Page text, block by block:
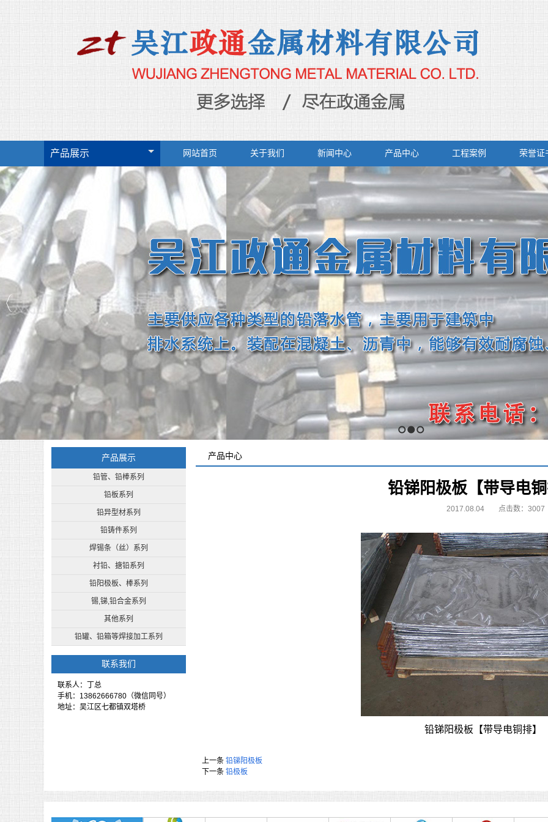
产品展示 网站首页 关于我们 新闻中心 产品中心 工程案例 荣誉证
1 2 3
产品展示
铅管、铅棒系列
铅板系列
铅异型材系列
铅铸件系列
焊锡条（丝）系列
衬铅、搪铅系列
铅阳极板、棒系列
锡,锑,铅合金系列
其他系列
铅罐、铅箱等焊接加工系列
联系我们
联系人：丁总
手机：13862666780（微信同号）
地址：吴江区七都镇双塔桥
产品中心
铅锑阳极板【带导电
2017.08.04 点击数：3007
铅锑阳极板【带导电铜排】
上一条 铅锑阳极板
下一条 铅极板